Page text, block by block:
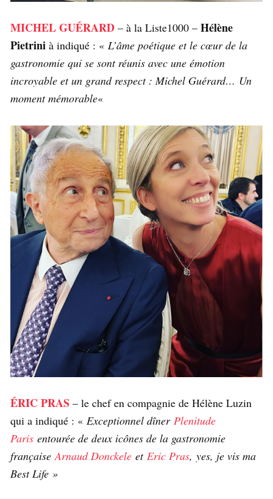
MICHEL GUÉRARD – à la Liste1000 – Hélène
Pietrini à indiqué : « L’âme poétique et le cœur de la
gastronomie qui se sont réunis avec une émotion
incroyable et un grand respect : Michel Guérard… Un
moment mémorable«
ÉRIC PRAS – le chef en compagnie de Hélène Luzin
qui a indiqué : « Exceptionnel dîner Plenitude
Paris entourée de deux icônes de la gastronomie
françaiseArnaud Donckele et Eric Pras, yes, je vis ma
Best Life »